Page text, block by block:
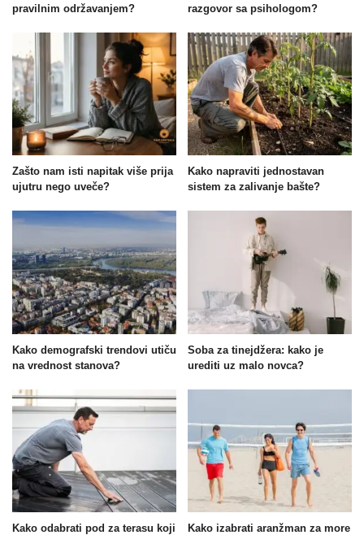
pravilnim održavanjem?
razgovor sa psihologom?
Zašto nam isti napitak više prija
ujutru nego uveče?
Kako napraviti jednostavan
sistem za zalivanje bašte?
Kako demografski trendovi utiču
na vrednost stanova?
Soba za tinejdžera: kako je
urediti uz malo novca?
Kako odabrati pod za terasu koji Kako izabrati aranžman za more